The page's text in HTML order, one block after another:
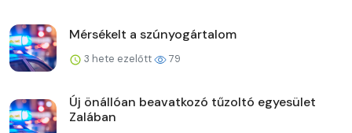
Mérsékelt a szúnyogártalom
3 hete ezelőtt 79
Új önállóan beavatkozó tűzoltó egyesület
Zalában